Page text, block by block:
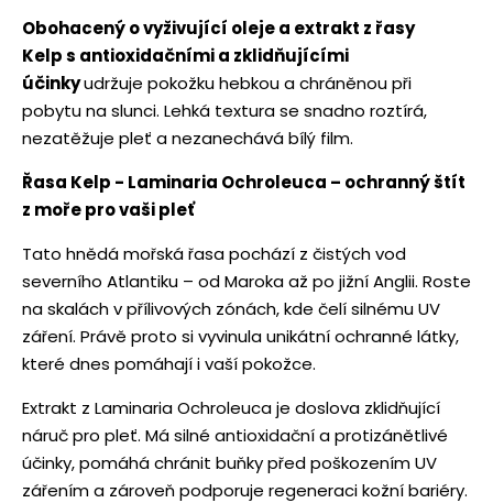
Obohacený o vyživující oleje a extrakt z řasy
Kelp s antioxidačními a zklidňujícími
účinkyudržuje pokožku hebkou a chráněnou při
pobytu na slunci. Lehká textura se snadno roztírá,
nezatěžuje pleť a nezanechává bílý film.
Řasa Kelp - Laminaria Ochroleuca – ochranný štít
z moře pro vaši pleť
Tato hnědá mořská řasa pochází z čistých vod
severního Atlantiku – od Maroka až po jižní Anglii. Roste
na skalách v přílivových zónách, kde čelí silnému UV
záření. Právě proto si vyvinula unikátní ochranné látky,
které dnes pomáhají i vaší pokožce.
Extrakt z Laminaria Ochroleuca je doslova zklidňující
náruč pro pleť. Má silné antioxidační a protizánětlivé
účinky, pomáhá chránit buňky před poškozením UV
zářením a zároveň podporuje regeneraci kožní bariéry.